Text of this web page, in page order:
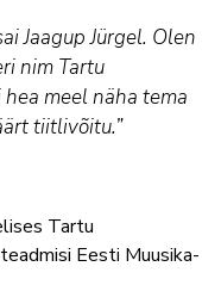
Jaagup Jürgel. Olen
nim Tartu
meel näha tema
tiitlivõitu.”
Tartu
Eesti Muusika-